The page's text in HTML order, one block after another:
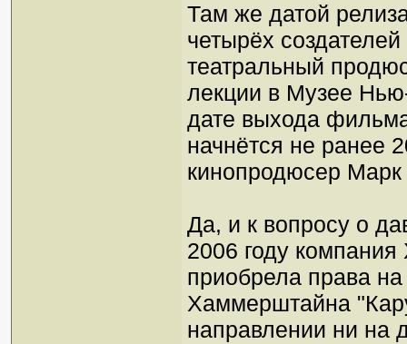
Там же датой
четырёх
театральный
лекции в Музее
дате выхода
начнётся не ранее
кинопродюсер Марк
Да, и к вопросу о
2006 году
приобрела права
Хаммерштайна
направлении ни на